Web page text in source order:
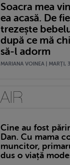
Soacra mea
ea acasă. De
trezește
după ce mă
să-l adorm
MARIANA VOINEA | MARŢI,
Cine au fost
Dan. Cu mama
muncitor,
dus o viață